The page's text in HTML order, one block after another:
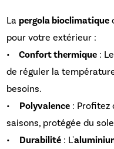
Lapergola bioclimatique
pour votre extérieur :
•
Confort thermique :
de réguler la
besoins.
• Polyvalence : Profitez
saisons, protégée du
• Durabilité : L'